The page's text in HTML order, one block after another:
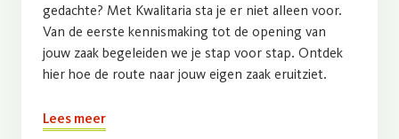
gedachte? Met Kwalitaria sta je er niet alleen voor.
Van de eerste kennismaking tot de opening van
jouw zaak begeleiden we je stap voor stap. Ontdek
hier hoe de route naar jouw eigen zaak eruitziet.
Lees meer